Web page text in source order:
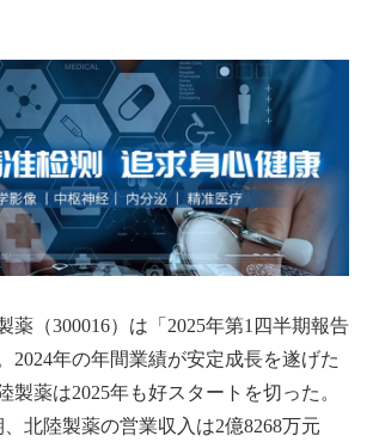
薬（300016）は「2025年第1四半期報告
2024年の年間業績が安定成長を遂げた
製薬は2025年も好スタートを切った。
、北陸製薬の営業収入は2億8268万元